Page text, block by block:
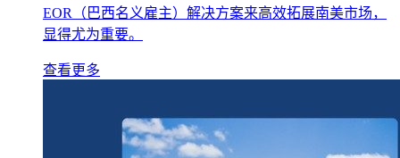
EOR（巴西名义雇主）解决方案来高效拓展南美市场，
显得尤为重要。
查看更多